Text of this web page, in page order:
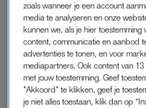
NEPPROFIELEN
Arda Gerkens van
terecht kunnen die
seksueel misbruik, vertelt
afpersing explosief is
zoals wanneer je een account
media te analyseren en onze
kunnen we, als je hier
content, communicatie en aanbod
advertenties te tonen, en voor
mediapartners. Ook content van
met jouw toestemming. Geef
"Akkoord" te klikken, geef je
je niet alles toestaan, klik dan op